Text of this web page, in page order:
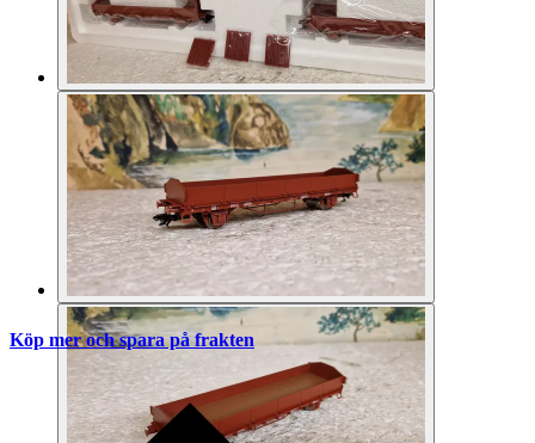
Köp mer och spara på frakten